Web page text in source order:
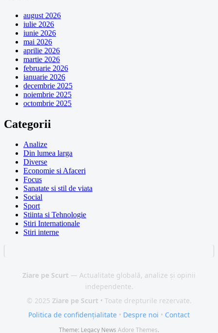
august 2026
iulie 2026
iunie 2026
mai 2026
aprilie 2026
martie 2026
februarie 2026
ianuarie 2026
decembrie 2025
noiembrie 2025
octombrie 2025
Categorii
Analize
Din lumea larga
Diverse
Economie si Afaceri
Focus
Sanatate si stil de viata
Social
Sport
Stiinta si Tehnologie
Stiri Internationale
Stiri interne
Ziare pe Scurt — Actualitate globală, analize și opinii
independente.
© 2025 Ziare pe Scurt • Toate drepturile rezervate.
Politica de confidențialitate • Despre noi • Contact
Theme: Legacy News Adore Themes.